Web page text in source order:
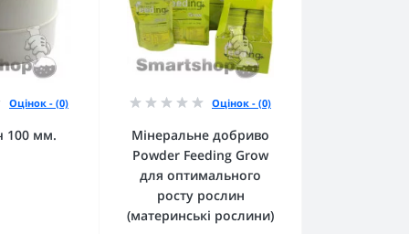
Оцінок - (0)
100 мм.
Оцінок - (0)
Мінеральне добриво
Powder Feeding Grow
для оптимального
росту рослин
(материнські рослини)